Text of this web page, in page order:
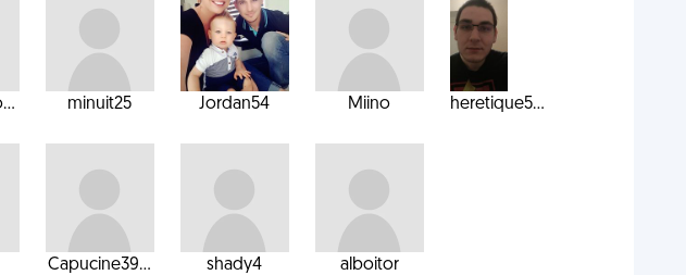
minuit25 Jordan54 Miino heretique5...
Capucine39... shady4 alboitor